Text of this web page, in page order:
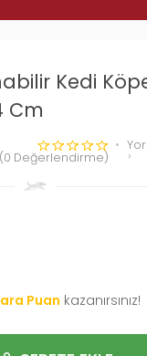
Kedi
Cm
(0 Değerlendirme)
Puan kazanırsınız!